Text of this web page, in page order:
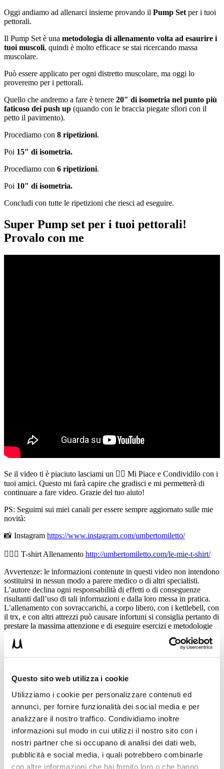
Questo sito web utilizza i cookie
Utilizziamo i cookie per personalizzare contenuti ed
annunci, per fornire funzionalità dei social media e per
analizzare il nostro traffico. Condividiamo inoltre
informazioni sul modo in cui utilizzi il nostro sito con i
nostri partner che si occupano di analisi dei dati web,
pubblicità e social media, i quali potrebbero combinarle
con altre informazioni che hai fornito loro o che hanno
Oggi andiamo ad allenarci insieme provando il Pump Set per i tuoi
pettorali.
Il Pump Set è una metodologia di allenamento volta ad esaurire i
tuoi muscoli, quindi è molto efficace se stai ricercando massa
muscolare.
Può essere applicato per ogni distretto muscolare, ma oggi lo
proveremo per i pettorali.
Quello che andremo a fare è tenere 20″ di isometria nel punto più
faticoso dei push up (quando con le braccia piegate sfiori con il
petto il pavimento).
Procediamo con 8 ripetizioni.
Poi 15″ di isometria.
Procediamo con 6 ripetizioni.
Poi 10″ di isometria.
Concludi con tutte le ripetizioni che riesci ad eseguire.
Super Pump set per i tuoi pettorali!
Provalo con me
Se il video ti è piaciuto lasciami un 👍🏻 Mi Piace e Condividilo con i
tuoi amici. Questo mi farà capire che gradisci e mi permetterà di
continuare a fare video. Grazie del tuo aiuto!
PS: Seguimi sui miei canali per essere sempre aggiornato sulle mie
novità:
📸 Instagram https://www.instagram.com/umbertomiletto/
🏋🏻‍♂️ T-shirt Allenamento http://umbertomiletto.com/le-mie-t-shirt/
Avvertenze: le informazioni contenute in questi video non intendono
sostituirsi in nessun modo a parere medico o di altri specialisti.
L’autore declina ogni responsabilità di effetti o di conseguenze
risultanti dall’uso di tali informazioni e dalla loro messa in pratica.
L’allenamento con sovraccarichi, a corpo libero, con i kettlebell, con
il trx, e con altri attrezzi può causare infortuni si consiglia pertanto di
prestare la massima attenzione e di eseguire esercizi e metodologie
fiducia prima di intraprendere qualsiasi forma di attività fisica o
X
Allenamento
pettoralipump set
ADD COMMENT